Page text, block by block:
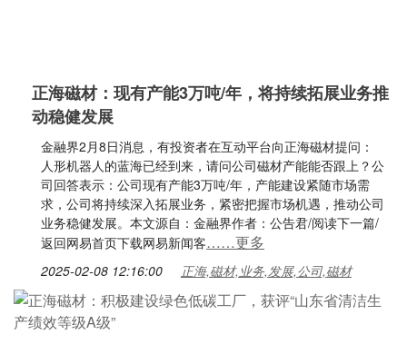
正海磁材：现有产能3万吨/年，将持续拓展业务推
动稳健发展
金融界2月8日消息，有投资者在互动平台向正海磁材提问：
人形机器人的蓝海已经到来，请问公司磁材产能能否跟上？公
司回答表示：公司现有产能3万吨/年，产能建设紧随市场需
求，公司将持续深入拓展业务，紧密把握市场机遇，推动公司
业务稳健发展。本文源自：金融界作者：公告君/阅读下一篇/
返回网易首页下载网易新闻客……更多
2025-02-08 12:16:00 正海,磁材,业务,发展,公司,磁材